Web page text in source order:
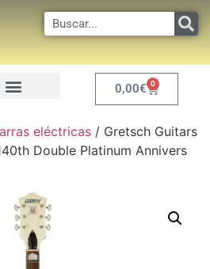
0,00€ 0
eléctricas / Gretsch Guitars
Double Platinum Annivers